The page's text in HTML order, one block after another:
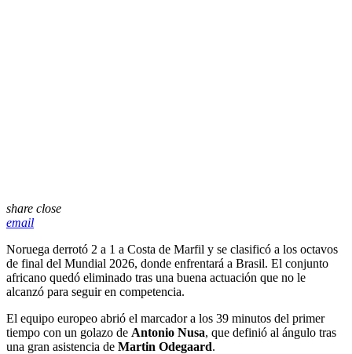
share close
email
Noruega derrotó 2 a 1 a Costa de Marfil y se clasificó a los octavos
de final del Mundial 2026, donde enfrentará a Brasil. El conjunto
africano quedó eliminado tras una buena actuación que no le
alcanzó para seguir en competencia.
El equipo europeo abrió el marcador a los 39 minutos del primer
tiempo con un golazo de Antonio Nusa, que definió al ángulo tras
una gran asistencia de Martin Odegaard.